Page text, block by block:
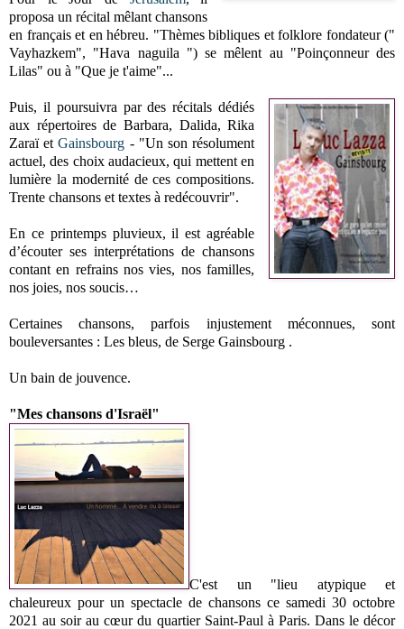
proposa un récital mêlant chansons
en français et en hébreu. "Thèmes bibliques et folklore fondateur ("
Vayhazkem", "Hava naguila ") se mêlent au "Poinçonneur des
Lilas" ou à "Que je t'aime"...
Puis, il poursuivra par des récitals dédiés
aux répertoires de Barbara, Dalida, Rika
Zaraï etGainsbourg - "Un son résolument
actuel, des choix audacieux, qui mettent en
lumière la modernité de ces compositions.
Trente chansons et textes à redécouvrir".
En ce printemps pluvieux, il est agréable
d’écouter ses interprétations de chansons
contant en refrains nos vies, nos familles,
nos joies, nos soucis…
Certaines chansons, parfois injustement méconnues, sont
bouleversantes : Les bleus, de Serge Gainsbourg .
Un bain de jouvence.
"Mes chansons d'Israël"
C'est un "lieu atypique et
chaleureux pour un spectacle de chansons ce samedi 30 octobre
2021 au soir au cœur du quartier Saint-Paul à Paris. Dans le décor